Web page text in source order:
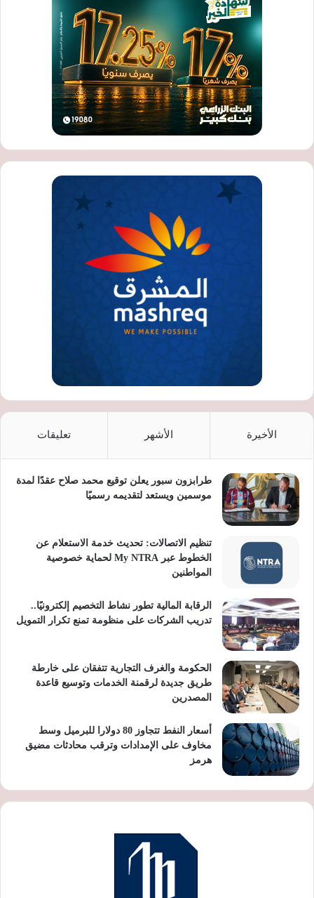
الأخيرة الأشهر تعليقات
طرابزون سبور يعلن توقيع محمد صلاح عقدًا لمدة
موسمين ويستعد لتقديمه رسميًا
تنظيم الاتصالات: تحديث خدمة الاستعلام عن
الخطوط عبر My NTRA لحماية خصوصية
المواطنين
الرقابة المالية تطور نشاط التخصيم إلكترونيًا..
تدريب الشركات على منظومة تمنع تكرار التمويل
الحكومة والغرف التجارية تتفقان على خارطة
طريق جديدة لرقمنة الخدمات وتوسيع قاعدة
المصدرين
أسعار النفط تتجاوز 80 دولارا للبرميل وسط
مخاوف على الإمدادات وترقب محادثات مضيق
هرمز